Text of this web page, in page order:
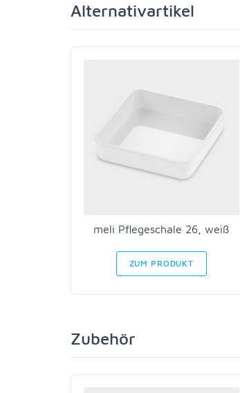
Alternativartikel
meli Pflegeschale 26, weiß
ZUM PRODUKT
Zubehör